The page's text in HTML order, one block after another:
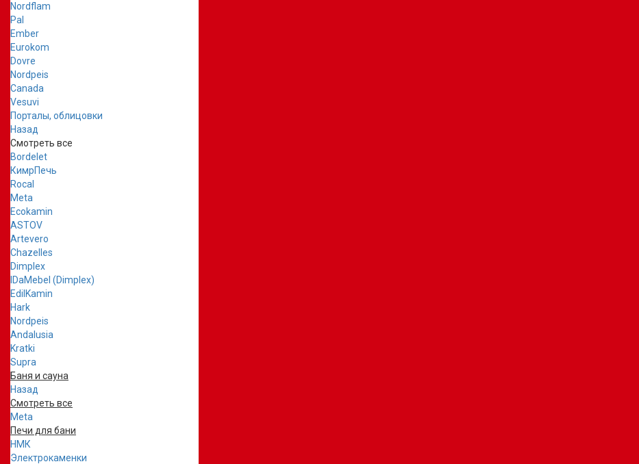
Nordflam
Pal
Ember
Eurokom
Dovre
Nordpeis
Canada
Vesuvi
Порталы, облицовки
Назад
Смотреть все
Bordelet
КимрПечь
Rocal
Meta
Ecokamin
ASTOV
Artevero
Chazelles
Dimplex
IDaMebel (Dimplex)
EdilKamin
Hark
Nordpeis
Andalusia
Kratki
Supra
Баня и сауна
Назад
Смотреть все
Meta
Печи для бани
НМК
Электрокаменки